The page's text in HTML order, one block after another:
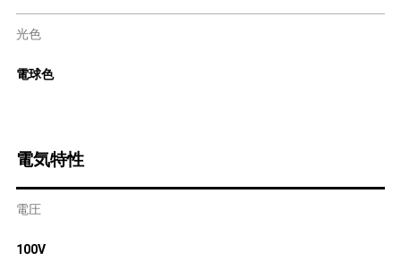
光色
電球色
電気特性
電圧
100V